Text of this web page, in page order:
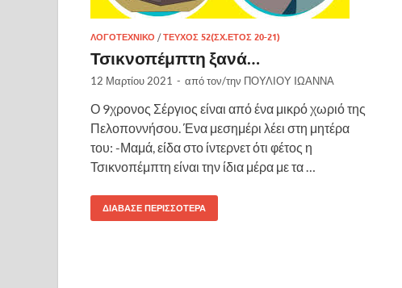
ΛΟΓΟΤΕΧΝΙΚΌ /ΤΕΎΧΟΣ 52(ΣΧ.ΈΤΟΣ 20-21)
Τσικνοπέμπτη ξανά…
12 Μαρτίου 2021 - από τον/την ΠΟΥΛΙΟΥ IΩΑΝΝΑ
Ο 9χρονος Σέργιος είναι από ένα μικρό χωριό της
Πελοποννήσου. Ένα μεσημέρι λέει στη μητέρα
του: -Μαμά, είδα στο ίντερνετ ότι φέτος η
Τσικνοπέμπτη είναι την ίδια μέρα με τα …
ΔΙΆΒΑΣΕ ΠΕΡΙΣΣΌΤΕΡΑ